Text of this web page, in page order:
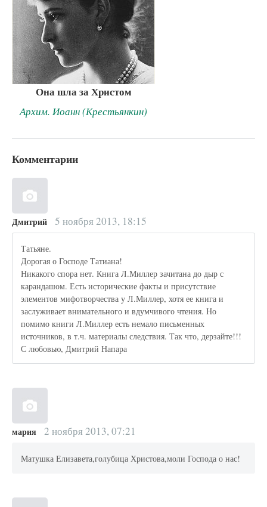
Она шла за Христом
Архим. Иоанн (Крестьянкин)
Комментарии
Дмитрий 5 ноября 2013, 18:15
Татьяне.
Дорогая о Господе Татиана!
Никакого спора нет. Книга Л.Миллер зачитана до дыр с
карандашом. Есть исторические факты и присутствие
элементов мифотворчества у Л.Миллер, хотя ее книга и
заслуживает внимательного и вдумчивого чтения. Но
помимо книги Л.Миллер есть немало письменных
источников, в т.ч. материалы следствия. Так что, дерзайте!!!
С любовью, Дмитрий Напара
мария 2 ноября 2013, 07:21
Матушка Елизавета,голубица Христова,моли Господа о нас!